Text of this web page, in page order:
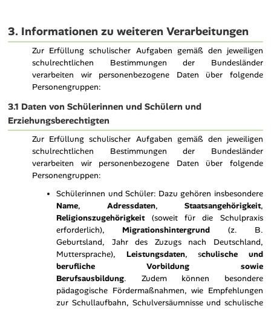
3. Informationen zu weiteren Verarbeitungen
Zur Erfüllung schulischer Aufgaben gemäß den jeweiligen
schulrechtlichen Bestimmungen der Bundesländer
verarbeiten wir personenbezogene Daten über folgende
Personengruppen:
3.1 Daten von Schülerinnen und Schülern und
Erziehungsberechtigten
Zur Erfüllung schulischer Aufgaben gemäß den jeweiligen
schulrechtlichen Bestimmungen der Bundesländer
verarbeiten wir personenbezogene Daten über folgende
Personengruppen:
Schülerinnen und Schüler: Dazu gehören insbesondere
Name, Adressdaten, Staatsangehörigkeit,
Religionszugehörigkeit (soweit für die Schulpraxis
erforderlich),Migrationshintergrund (z. B.
Geburtsland, Jahr des Zuzugs nach Deutschland,
Muttersprache), Leistungsdaten, schulische und
berufliche Vorbildung sowie
Berufsausbildung. Zudem können besondere
pädagogische Fördermaßnahmen, wie Empfehlungen
zur Schullaufbahn, Schulversäumnisse und schulische